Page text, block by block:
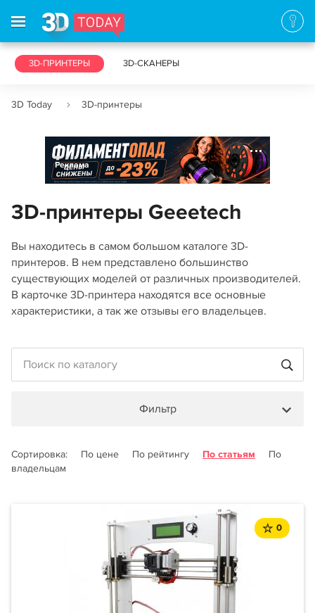
3D-ПРИНТЕРЫ 3D-СКАНЕРЫ
3D Today 3D-принтеры
Реклама
3D-принтеры Geeetech
Вы находитесь в самом большом каталоге 3D-
принтеров. В нем представлено большинство
существующих моделей от различных производителей.
В карточке 3D-принтера находятся все основные
характеристики, а так же отзывы его владельцев.
Фильтр
Сортировка: По цене По рейтингу По статьям
По
владельцам
0